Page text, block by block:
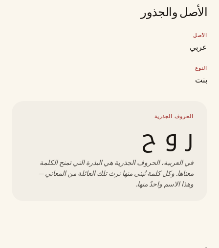
الأصل والجذور
الأصل
عربي
النوع
بنت
الحروف الجذرية
ر و ح
في العربية، الحروف الجذرية هي البذرة التي تمنح الكلمة
معناها. وكل كلمة تُبنى منها ترث تلك العائلة من المعاني —
وهذا الاسم واحدٌ منها.